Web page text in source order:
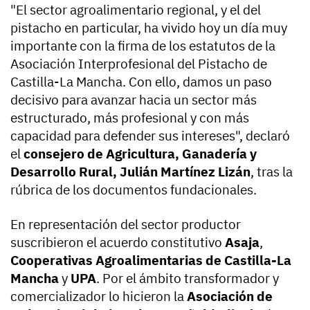
"El sector agroalimentario regional, y el del
pistacho en particular, ha vivido hoy un día muy
importante con la firma de los estatutos de la
Asociación Interprofesional del Pistacho de
Castilla-La Mancha. Con ello, damos un paso
decisivo para avanzar hacia un sector más
estructurado, más profesional y con más
capacidad para defender sus intereses", declaró
elconsejero de Agricultura, Ganadería y
Desarrollo Rural, Julián Martínez Lizán, tras la
rúbrica de los documentos fundacionales.
En representación del sector productor
suscribieron el acuerdo constitutivo Asaja,
Cooperativas Agroalimentarias de Castilla-La
Manchay UPA. Por el ámbito transformador y
comercializador lo hicieron laAsociación de